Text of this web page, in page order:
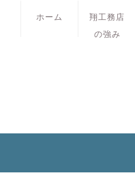
ホーム
翔工務店
の強み